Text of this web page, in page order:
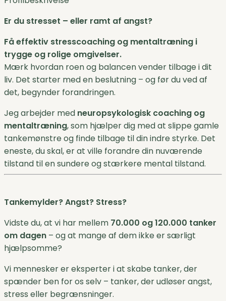
Er du stresset – eller ramt af angst?
Få effektiv stresscoaching og mentaltræning i
trygge og rolige omgivelser.
Mærk hvordan roen og balancen vender tilbage i dit
liv. Det starter med en beslutning – og før du ved af
det, begynder forandringen.
Jeg arbejder med neuropsykologisk coaching og
mentaltræning, som hjælper dig med at slippe gamle
tankemønstre og finde tilbage til din indre styrke. Det
eneste, du skal, er at ville forandre din nuværende
tilstand til en sundere og stærkere mental tilstand.
Tankemylder? Angst? Stress?
Vidste du, at vi har mellem 70.000 og 120.000 tanker
om dagen – og at mange af dem ikke er særligt
hjælpsomme?
Vi mennesker er eksperter i at skabe tanker, der
spænder ben for os selv – tanker, der udløser angst,
stress eller begrænsninger.